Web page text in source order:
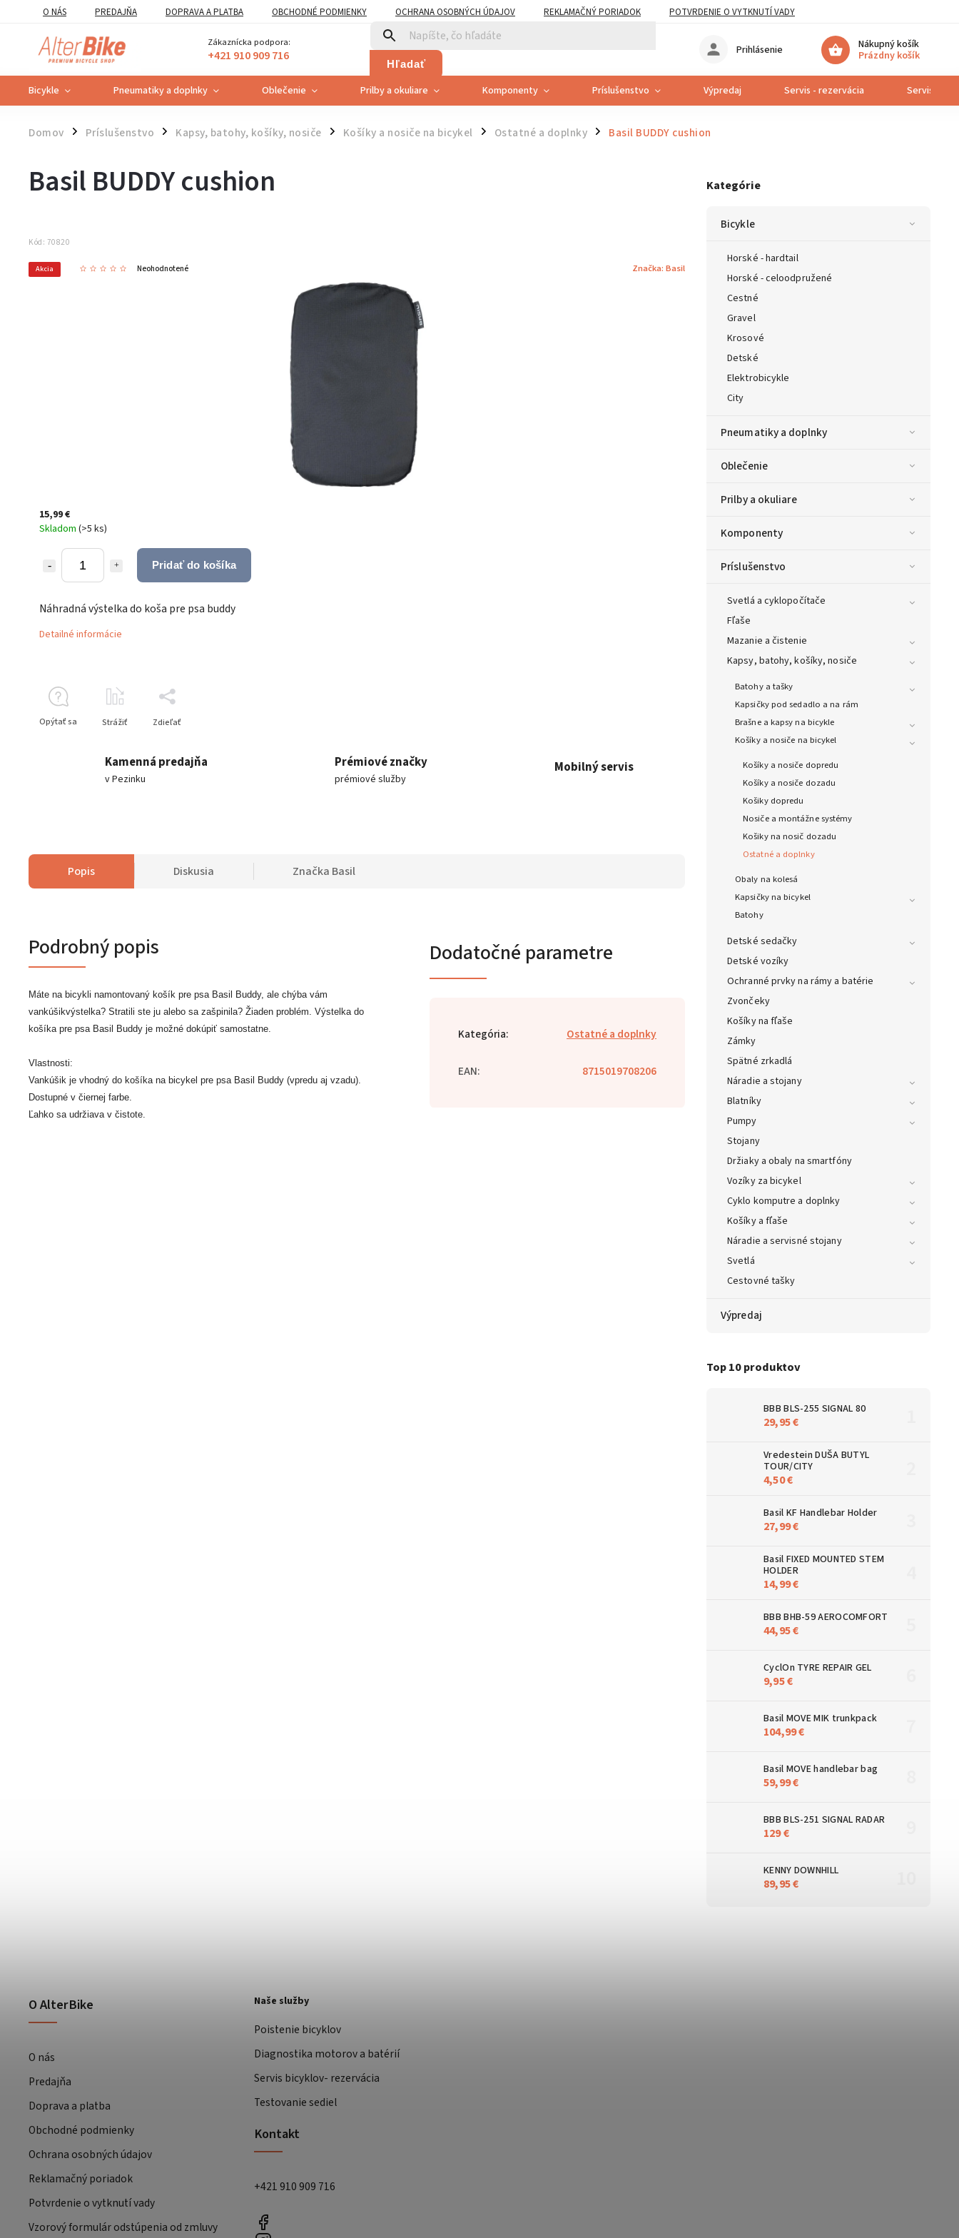
O NÁS PREDAJŇA DOPRAVA A PLATBA OBCHODNÉ PODMIENKY OCHRANA OSOBNÝCH ÚDAJOV REKLAMAČNÝ PORIADOK
POTVRDENIE O VYTKNUTÍ VADY
POUČENIE O UPLATNENÍ PRÁVA SPOTREBITEĽA NA ODSTÚPENIE
Zákaznícka podpora:
+421 910 909 716 Hľadať
Nákupný košík
Prázdny košík
Prihlásenie
Bicykle Pneumatiky a doplnky Oblečenie Prilby a okuliare Komponenty Príslušenstvo Výpredaj Servis - rezervácia Servis
Domov / Príslušenstvo / Kapsy, batohy, košíky, nosiče / Košíky a nosiče na bicykel / Ostatné a doplnky / Basil BUDDY cushion
Kategórie
Bicykle
Horské - hardtail
Horské - celoodpružené
Cestné
Gravel
Krosové
Detské
Elektrobicykle
City
Pneumatiky a doplnky
Oblečenie
Prilby a okuliare
Komponenty
Príslušenstvo
Svetlá a cyklopočítače
Fľaše
Mazanie a čistenie
Kapsy, batohy, košíky, nosiče
Batohy a tašky
Kapsičky pod sedadlo a na rám
Brašne a kapsy na bicykle
Košíky a nosiče na bicykel
Košíky a nosiče dopredu
Košíky a nosiče dozadu
Košiky dopredu
Nosiče a montážne systémy
Košiky na nosič dozadu
Ostatné a doplnky
Obaly na kolesá
Kapsičky na bicykel
Batohy
Detské sedačky
Detské vozíky
Ochranné prvky na rámy a batérie
Zvončeky
Košíky na fľaše
Zámky
Spätné zrkadlá
Náradie a stojany
Blatníky
Pumpy
Stojany
Držiaky a obaly na smartfóny
Vozíky za bicykel
Cyklo komputre a doplnky
Košíky a fľaše
Náradie a servisné stojany
Svetlá
Cestovné tašky
Výpredaj
Top 10 produktov
BBB BLS-255 SIGNAL 80
29,95 €
Vredestein DUŠA BUTYL
TOUR/CITY
4,50 €
Basil KF Handlebar Holder
27,99 €
Basil FIXED MOUNTED STEM
HOLDER
14,99 €
BBB BHB-59 AEROCOMFORT
44,95 €
CyclOn TYRE REPAIR GEL
9,95 €
Basil MOVE MIK trunkpack
104,99 €
Basil MOVE handlebar bag
59,99 €
BBB BLS-251 SIGNAL RADAR
129 €
KENNY DOWNHILL
89,95 €
Basil BUDDY cushion
Kód: 70820
Akcia Neohodnotené Značka: Basil
15,99 €
Skladom (>5 ks)
Pridať do košíka
Náhradná výstelka do koša pre psa buddy
Detailné informácie
Opýtať sa Strážiť Zdieľať
Kamenná predajňa
v Pezinku
Prémiové značky
prémiové služby
Mobilný servis
Popis Diskusia Značka Basil
Podrobný popis
Máte na bicykli namontovaný košík pre psa Basil Buddy, ale chýba vám
vankúšikvýstelka? Stratili ste ju alebo sa zašpinila? Žiaden problém. Výstelka do
košíka pre psa Basil Buddy je možné dokúpiť samostatne.
Vlastnosti:
Vankúšik je vhodný do košíka na bicykel pre psa Basil Buddy (vpredu aj vzadu).
Dostupné v čiernej farbe.
Ľahko sa udržiava v čistote.
Dodatočné parametre
Kategória: Ostatné a doplnky
EAN: 8715019708206
O AlterBike
O nás
Predajňa
Doprava a platba
Obchodné podmienky
Ochrana osobných údajov
Reklamačný poriadok
Potvrdenie o vytknutí vady
Vzorový formulár odstúpenia od zmluvy
Naše služby
Poistenie bicyklov
Diagnostika motorov a batérií
Servis bicyklov- rezervácia
Testovanie sediel
Kontakt
+421 910 909 716